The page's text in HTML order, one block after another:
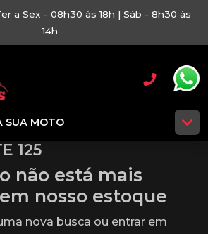
a Sex - 08h30 às 18h | Sáb - 8h30 às
14h
SUA MOTO
125
não está mais
nosso estoque
nova busca ou entrar em